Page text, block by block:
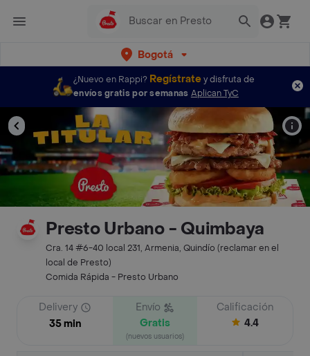
Bogotá
¿Nuevo en Rappi? Regístratey disfruta de
envíos gratis por semanas Aplican TyC
Presto Urbano - Quimbaya
Cra. 14 #6-40 local 231, Armenia, Quindío (reclamar en el
local de Presto)
Comida Rápida - Presto Urbano
Delivery
35 min
Envío
Gratis
(nuevos usuarios)
Calificación
4.4